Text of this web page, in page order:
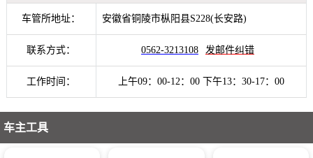
车管所地址： 安徽省铜陵市枞阳县S228(长安路)
联系方式： 0562-3213108 发邮件纠错
工作时间： 上午09：00-12：00 下午13：30-17：00
车主工具